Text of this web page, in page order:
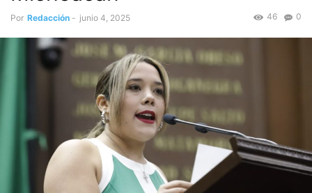
Por Redacción - junio 4, 2025 0
46